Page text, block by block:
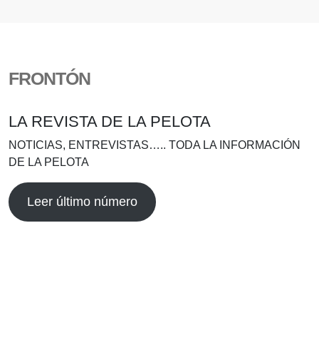
FRONTÓN
LA REVISTA DE LA PELOTA
NOTICIAS, ENTREVISTAS….. TODA LA INFORMACIÓN
DE LA PELOTA
Leer último número